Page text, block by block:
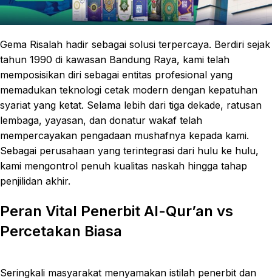
Gema Risalah hadir sebagai solusi terpercaya. Berdiri sejak
tahun 1990 di kawasan Bandung Raya, kami telah
memposisikan diri sebagai entitas profesional yang
memadukan teknologi cetak modern dengan kepatuhan
syariat yang ketat. Selama lebih dari tiga dekade, ratusan
lembaga, yayasan, dan donatur wakaf telah
mempercayakan pengadaan mushafnya kepada kami.
Sebagai perusahaan yang terintegrasi dari hulu ke hulu,
kami mengontrol penuh kualitas naskah hingga tahap
penjilidan akhir.
Peran Vital Penerbit Al-Qur’an vs
Percetakan Biasa
Seringkali masyarakat menyamakan istilah penerbit dan